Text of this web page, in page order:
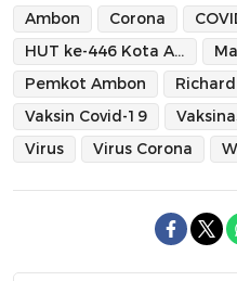
Ambon Corona
HUT ke-446 Kota Ambon
Pemkot Ambon
Vaksin Covid-19
Virus
Virus Corona